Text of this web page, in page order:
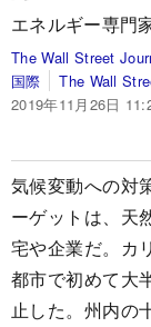
エネルギー専門
The Wall Street
国際
The Wall
2019年11月26日
気候変動への対
ーゲットは、天
宅や企業だ。カ
都市で初めて大
止した。州内の